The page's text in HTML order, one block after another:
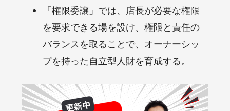
「権限委譲」では、店長が必要な権限
を要求できる場を設け、権限と責任の
バランスを取ることで、オーナーシッ
プを持った自立型人財を育成する。